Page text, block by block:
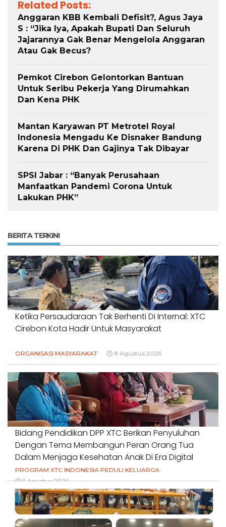
Related Posts:
Anggaran KBB Kembali Defisit?, Agus Jaya
S : “Jika Iya, Apakah Bupati Dan Seluruh
Jajarannya Gak Benar Mengelola Anggaran
Atau Gak Becus?
Pemkot Cirebon Gelontorkan Bantuan
Untuk Seribu Pekerja Yang Dirumahkan
Dan Kena PHK
Mantan Karyawan PT Metrotel Royal
Indonesia Mengadu Ke Disnaker Bandung
Karena Di PHK Dan Gajinya Tak Dibayar
SPSI Jabar : “Banyak Perusahaan
Manfaatkan Pandemi Corona Untuk
Lakukan PHK”
BERITA TERKINI
Ketika Persaudaraan Tak Berhenti Di Internal: XTC
Cirebon Kota Hadir Untuk Masyarakat
ORGANISASI MASYARAKAT 8 Agustus 2026
Bidang Pendidikan DPP XTC Berikan Penyuluhan
Dengan Tema Membangun Peran Orang Tua
Dalam Menjaga Kesehatan Anak Di Era Digital
PROGRAM XTC INDONESIA PEDULI KELUARGA
5 Agustus 2026